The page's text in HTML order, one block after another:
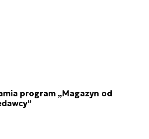
program „Magazyn od